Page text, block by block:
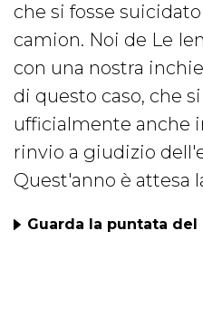
che si fosse
camion. Noi de Le
con una nostra
di questo caso, che
ufficialmente anche
rinvio a giudizio
Quest'anno è attesa
Guarda la puntata del